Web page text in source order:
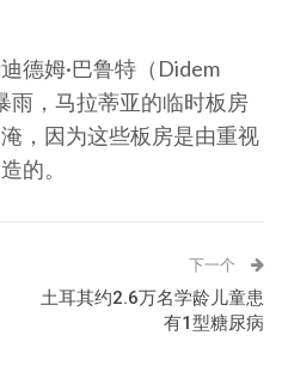
德姆·巴鲁特（Didem
雨，马拉蒂亚的临时板房
，因为这些板房是由重视
的。
下一个
土耳其约2.6万名学龄儿童患
有1型糖尿病